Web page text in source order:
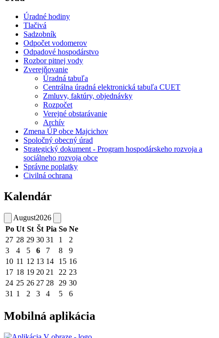
Úradné hodiny
Tlačivá
Sadzobník
Odpočet vodomerov
Odpadové hospodárstvo
Rozbor pitnej vody
Zverejňovanie
Úradná tabuľa
Centrálna úradná elektronická tabuľa CUET
Zmluvy, faktúry, objednávky
Rozpočet
Verejné obstarávanie
Archív
Zmena ÚP obce Majcichov
Spoločný obecný úrad
Strategický dokument - Program hospodárskeho rozvoja a
sociálneho rozvoja obce
Správne poplatky
Civilná ochrana
Kalendár
August2026
Po Ut St Št Pia So Ne
27 28 29 30 31 1
2
3
4 5 6 7 8
9
10 11 12 13 14 15 16
17 18 19 20 21 22 23
24 25 26 27 28 29 30
31 1 2 3 4 5 6
Mobilná aplikácia